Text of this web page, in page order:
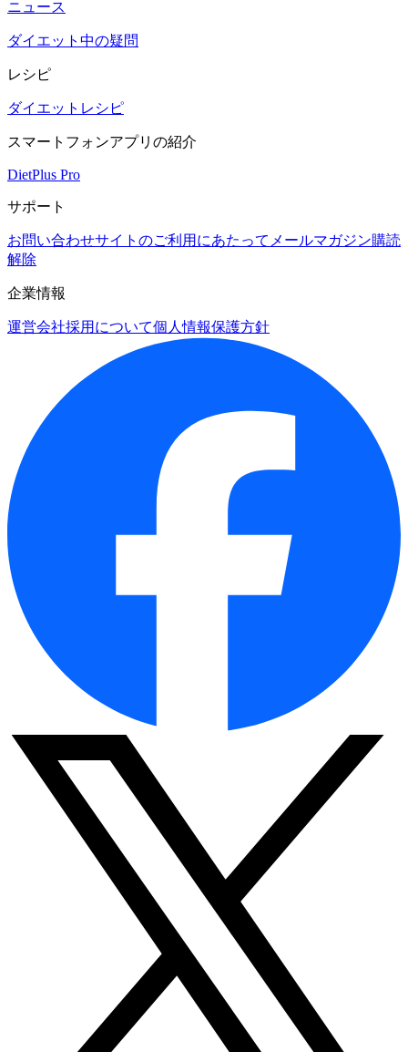
ニュース
ダイエット中の疑問
レシピ
ダイエットレシピ
スマートフォンアプリの紹介
DietPlus Pro
サポート
お問い合わせサイトのご利用にあたって メールマガジン購読
解除
企業情報
運営会社採用について個人情報保護方針